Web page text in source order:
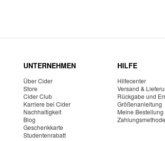
UNTERNEHMEN
Über Cider
Store
Cider Club
Karriere bei Cider
Nachhaltigkeit
Blog
Geschenkkarte
Studentenrabatt
HILFE
Hilfecenter
Versand &
Rückgabe und
Größenanleitung
Meine
Zahlungsmethode